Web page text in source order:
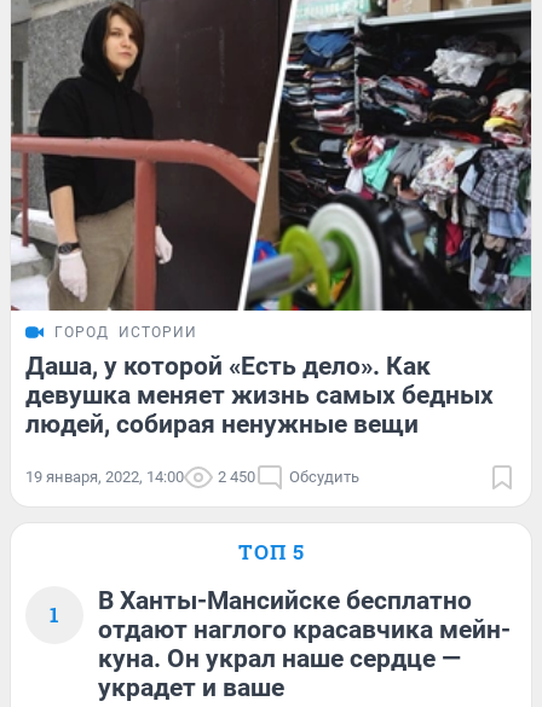
ГОРОД ИСТОРИИ
Даша, у которой «Есть дело». Как
девушка меняет жизнь самых бедных
людей, собирая ненужные вещи
19 января, 2022, 14:00 2 450 Обсудить
ТОП 5
1
В Ханты-Мансийске бесплатно
отдают наглого красавчика мейн-
куна. Он украл наше сердце —
украдет и ваше